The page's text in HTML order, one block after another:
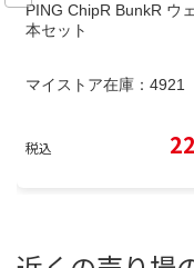
PING ChipR BunkR ウ
本セット
マイストア在庫： 4921
税込